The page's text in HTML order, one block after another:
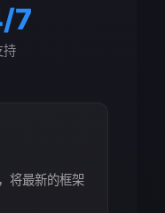
7
持
将最新的框架